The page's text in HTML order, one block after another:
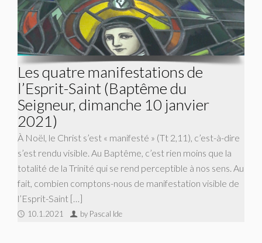
Les quatre manifestations de
l’Esprit-Saint (Baptême du
Seigneur, dimanche 10 janvier
2021)
À Noël, le Christ s’est « manifesté » (Tt 2,11), c’est-à-dire
s’est rendu visible. Au Baptême, c’est rien moins que la
totalité de la Trinité qui se rend perceptible à nos sens. Au
fait, combien comptons-nous de manifestation visible de
l’Esprit-Saint […]
10.1.2021 by Pascal Ide